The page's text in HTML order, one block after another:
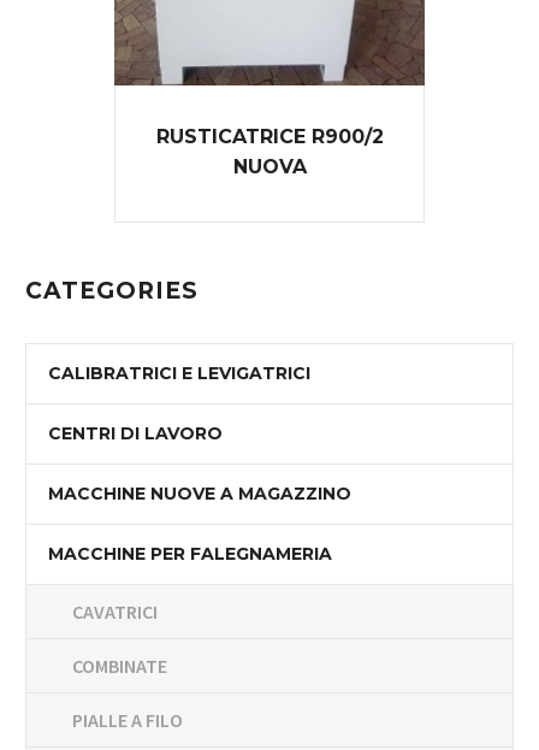
RUSTICATRICE R900/2
NUOVA
CATEGORIES
CALIBRATRICI E LEVIGATRICI
CENTRI DI LAVORO
MACCHINE NUOVE A MAGAZZINO
MACCHINE PER FALEGNAMERIA
CAVATRICI
COMBINATE
PIALLE A FILO